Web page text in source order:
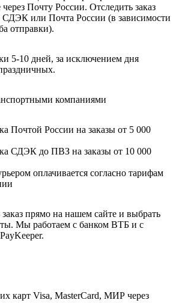
Почту России. Отследить заказ
СДЭК или Почта России (в зависимости
отправки).
5-10 дней, за исключением дня
компаниями
Почтой России на заказы от 5 000
СДЭК до ПВЗ на заказы от 10 000
оплачивается согласно тарифам
прямо на нашем сайте и выбрать
Мы работаем с банком ВТБ и с
карт Visa, MasterCard, МИР через